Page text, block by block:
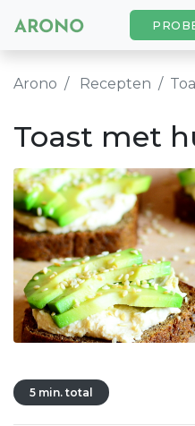
Arono Recepten
Toast met
5 min. total